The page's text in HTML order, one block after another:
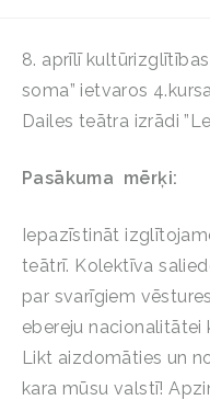
8. aprīlī
soma” ietvaros
Dailes teātra izrādi
Pasākuma mērķi:
Iepazīstināt
teātrī. Kolektīva
par svarīgiem
ebereju nacionalitātei
Likt aizdomāties un
kara mūsu valstī!